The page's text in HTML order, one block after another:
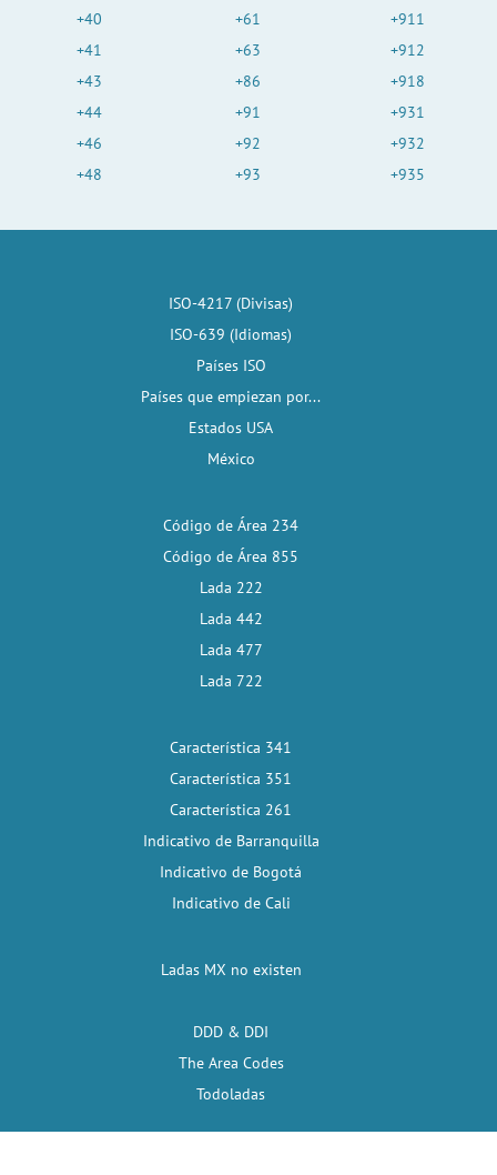
+40
+41
+43
+44
+46
+48
+61
+63
+86
+91
+92
+93
+911
+912
+918
+931
+932
+935
ISO-4217 (Divisas)
ISO-639 (Idiomas)
Países ISO
Países que empiezan por...
Estados USA
México
Código de Área 234
Código de Área 855
Lada 222
Lada 442
Lada 477
Lada 722
Característica 341
Característica 351
Característica 261
Indicativo de Barranquilla
Indicativo de Bogotá
Indicativo de Cali
Ladas MX no existen
DDD & DDI
The Area Codes
Todoladas